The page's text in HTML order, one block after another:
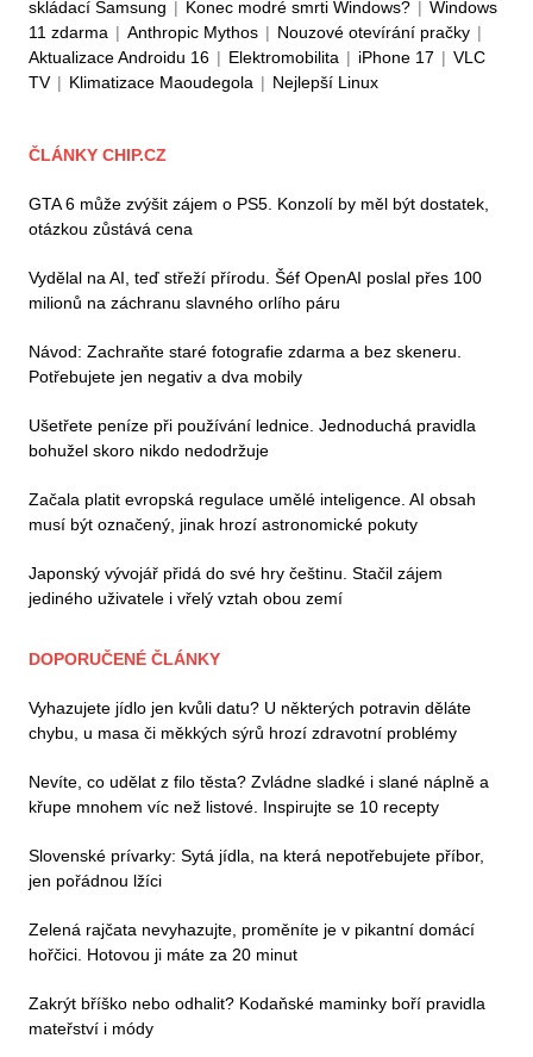
skládací Samsung | Konec modré smrti Windows? | Windows
11 zdarma | Anthropic Mythos | Nouzové otevírání pračky |
Aktualizace Androidu 16 | Elektromobilita | iPhone 17 | VLC
TV | Klimatizace Maoudegola | Nejlepší Linux
ČLÁNKY CHIP.CZ
GTA 6 může zvýšit zájem o PS5. Konzolí by měl být dostatek,
otázkou zůstává cena
Vydělal na AI, teď střeží přírodu. Šéf OpenAI poslal přes 100
milionů na záchranu slavného orlího páru
Návod: Zachraňte staré fotografie zdarma a bez skeneru.
Potřebujete jen negativ a dva mobily
Ušetřete peníze při používání lednice. Jednoduchá pravidla
bohužel skoro nikdo nedodržuje
Začala platit evropská regulace umělé inteligence. AI obsah
musí být označený, jinak hrozí astronomické pokuty
Japonský vývojář přidá do své hry češtinu. Stačil zájem
jediného uživatele i vřelý vztah obou zemí
DOPORUČENÉ ČLÁNKY
Vyhazujete jídlo jen kvůli datu? U některých potravin děláte
chybu, u masa či měkkých sýrů hrozí zdravotní problémy
Nevíte, co udělat z filo těsta? Zvládne sladké i slané náplně a
křupe mnohem víc než listové. Inspirujte se 10 recepty
Slovenské prívarky: Sytá jídla, na která nepotřebujete příbor,
jen pořádnou lžíci
Zelená rajčata nevyhazujte, proměníte je v pikantní domácí
hořčici. Hotovou ji máte za 20 minut
Zakrýt bříško nebo odhalit? Kodaňské maminky boří pravidla
mateřství i módy